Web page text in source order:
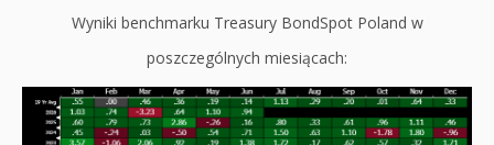
Wyniki benchmarku Treasury BondSpot Poland w
poszczególnych miesiącach: